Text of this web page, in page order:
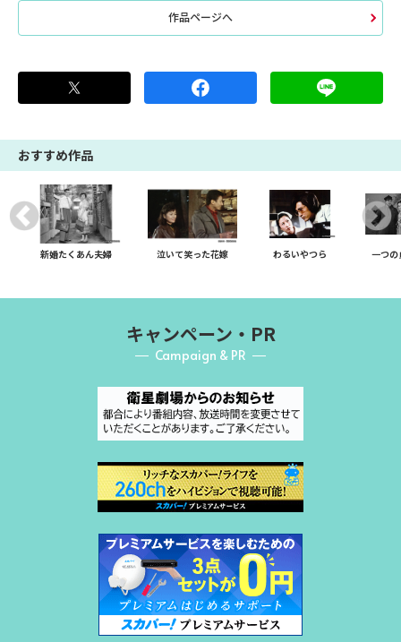
作品ページへ
おすすめ作品
新婚たくあん夫婦 泣いて笑った花嫁 わるいやつら 一つの
キャンペーン・PR
Campaign & PR